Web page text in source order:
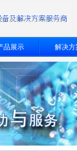
品展示 解决方